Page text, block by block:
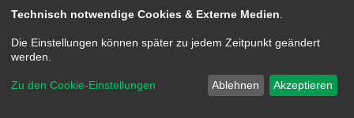
wenn du dich in diesem Board bewegst.
Technisch notwendige Cookies & Externe Medien
Die Einstellungen können später zu jedem Zeitpunkt geändert
werden.
Zu den Cookie-Einstellungen Ablehnen Akzeptieren